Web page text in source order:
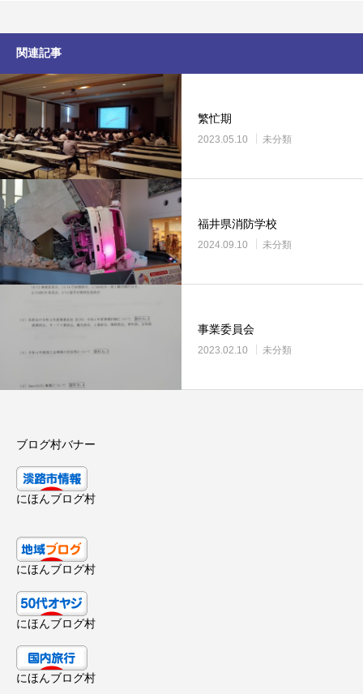
関連記事
繁忙期
2023.05.10 未分類
福井県消防学校
2024.09.10 未分類
事業委員会
2023.02.10 未分類
ブログ村バナー
にほんブログ村
にほんブログ村
にほんブログ村
にほんブログ村